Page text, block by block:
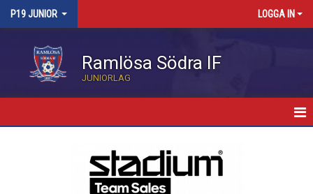
P19 JUNIOR LOGGA IN
Ramlösa Södra IF
JUNIORLAG